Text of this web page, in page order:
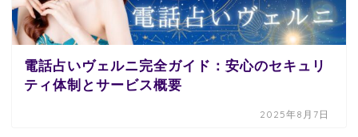
電話占いヴェルニ完全ガイド：安心のセキュリ
ティ体制とサービス概要
2025年8月7日